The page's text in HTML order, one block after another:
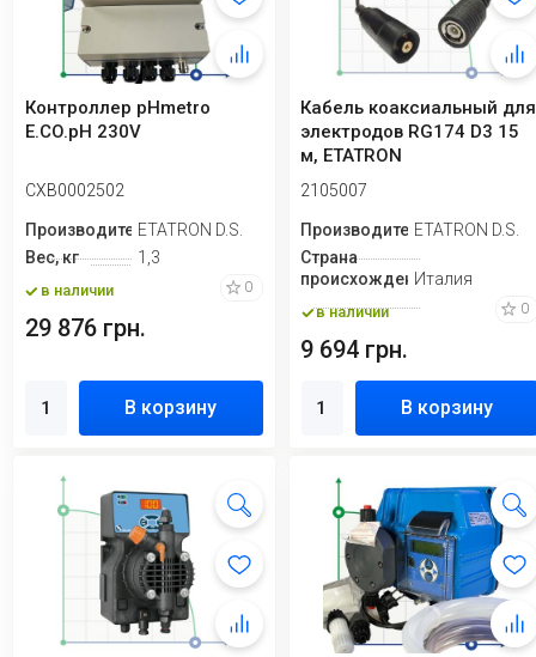
Контроллер pHmetro
E.CO.pH 230V
CXB0002502
ПроизводительETATRON D.S.
Вес, кг
1,3
в наличии 0
29 876 грн.
В корзину
Кабель коаксиальный для
электродов RG174 D3 15
м, ETATRON
2105007
ПроизводительETATRON D.S.
Страна
происхожденияИталия
в наличии 0
9 694 грн.
В корзину